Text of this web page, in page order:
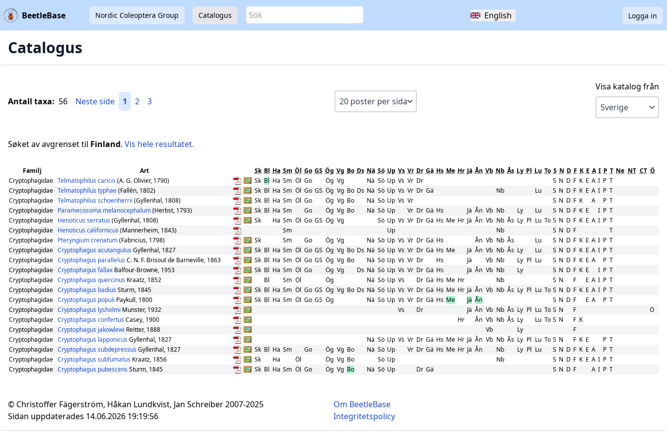
BeetleBase Nordic Coleoptera Group Catalogus Sök English Logga in
Catalogus
Antall taxa: 56 Neste side 1 2 3
Visa katalog från
Søket av avgrenset til Finland. Vis hele resultatet.
Familj Art Sk Bl Ha Sm Öl Go GS Ög Vg Bo Ds Nä Sö Up Vs Vr Dr Gä Hs Me Hr Jä Ån Vb Nb Ås Ly Pl Lu To S N D F K E A I P T Ne NT CT Ö
Cryptophagidae Telmatophilus caricis (A. G. Olivier, 1790) Sk Bl Ha Sm Öl Go Ög Vg Nä Sö Up Vs Vr Dr S N D F K E A I P T
Cryptophagidae Telmatophilus typhae(Fallén, 1802) Sk Bl Ha Sm Öl Go GS Ög Vg Bo Ds Nä Sö Up Vs Vr Dr Gä Nb Lu S N D F K E A I P T
Cryptophagidae Telmatophilus schoenherrii (Gyllenhal, 1808) Sk Bl Ha Sm Öl Go Ög Vg Bo Nä Sö Up Vs Vr S N D F K A P T
Cryptophagidae Paramecosoma melanocephalum(Herbst, 1793) Sk Bl Ha Sm Go Ög Vg Bo Nä Sö Up Vr Dr Gä Hs Jä Ån Vb Nb Ly Lu S N D F K E I P T
Cryptophagidae Henoticus serratus (Gyllenhal, 1808) Sk Ha Sm Öl Go GS Ög Vg Sö Up Vs Vr Dr Gä Hs Me Hr Jä Ån Vb Nb Ås Ly Pl Lu To S N D F K E A I P T
Cryptophagidae Henoticus californicus (Mannerheim, 1843) Sm Up Nb S N D F
T
Cryptophagidae Pteryngium crenatum(Fabricius, 1798) Sk Sm Go Ög Vg Nä Sö Up Vs Vr Dr Gä Hs Ån Vb Nb Ås Lu S N D F K E A I P T
Cryptophagidae Cryptophagus acutangulus Gyllenhal, 1827 Sk Bl Ha Sm Öl Go GS Ög Vg Bo Ds Nä Sö Up Vs Vr Dr Gä Hs Me Jä Ån Vb Nb Ås Ly Lu S N D F K E A I P T
Cryptophagidae Cryptophagus parallelus C. N. F. Brisout de Barneville, 1863 Sk Bl Ha Sm Öl Go GS Ög Vg Bo Nä Sö Up Vs Vr Dr Hs Jä Vb Nb Ly Pl Lu S N D F K E A P T
Cryptophagidae Cryptophagus fallax Balfour-Browne, 1953 Sk Bl Ha Sm Öl Go Ög Vg Ds Nä Sö Up Vs Vr Dr Gä Hs Jä Ån Vb Nb Ly S N D F K E I P T
Cryptophagidae Cryptophagus quercinus Kraatz, 1852 Bl Sm Öl Ög Nä Sö Up Vs Dr Gä Hs Me Hr Nb S N F E A I P T
Cryptophagidae Cryptophagus badius Sturm, 1845 Sk Bl Ha Sm Öl Go GS Ög Vg Bo Ds Nä Sö Up Vs Vr Dr Gä Hs Me Hr Jä Ån Vb Nb Ås Ly Pl Lu To S N D F K E A I P T
Cryptophagidae Cryptophagus populi Paykull, 1800 Sk Bl Ha Sm Öl Go GS Ög Nä Sö Up Vs Vr Dr Gä Hs Me Jä Ån S N D F E A P T
Cryptophagidae Cryptophagus lysholmi Munster, 1932 Vs Dr Jä Ån Vb Nb Ås Ly Pl Lu To S N F
Ö
Cryptophagidae Cryptophagus confertus Casey, 1900 Hr Ån Vb Nb Ås Ly Lu To S N F K
Cryptophagidae Cryptophagus jakowlewi Reitter, 1888 Vb Ly
F
Cryptophagidae Cryptophagus lapponicus Gyllenhal, 1827 Nä Sö Up Vs Vr Dr Gä Hs Me Hr Jä Ån Vb Nb Ås Ly Pl Lu To S N F K E P T
Cryptophagidae Cryptophagus subdepressus Gyllenhal, 1827 Sk Bl Ha Sm Go Ög Vg Bo Nä Sö Up Vr Dr Gä Hs Me Hr Jä Ån Nb Ly Pl Lu S N D F K E A P T
Cryptophagidae Cryptophagus subfumatus Kraatz, 1856 Sk Ha Öl Ög Vg Bo Sö Up Nb S N D F K E A I P T
Cryptophagidae Cryptophagus pubescens Sturm, 1845 Sk Bl Ha Sm Öl Go Ög Vg Bo Nä Sö Up Dr Gä S N D F A I P T
© Christoffer Fägerström, Håkan Lundkvist, Jan Schreiber 2007-2025
Sidan uppdaterades 14.06.2026 19:19:56
Om BeetleBase
Integritetspolicy